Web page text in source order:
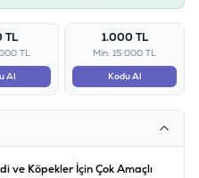
TL
TL
Al
1.000 TL
Min: 15.000 TL
Kodu Al
ve Köpekler İçin Çok Amaçlı